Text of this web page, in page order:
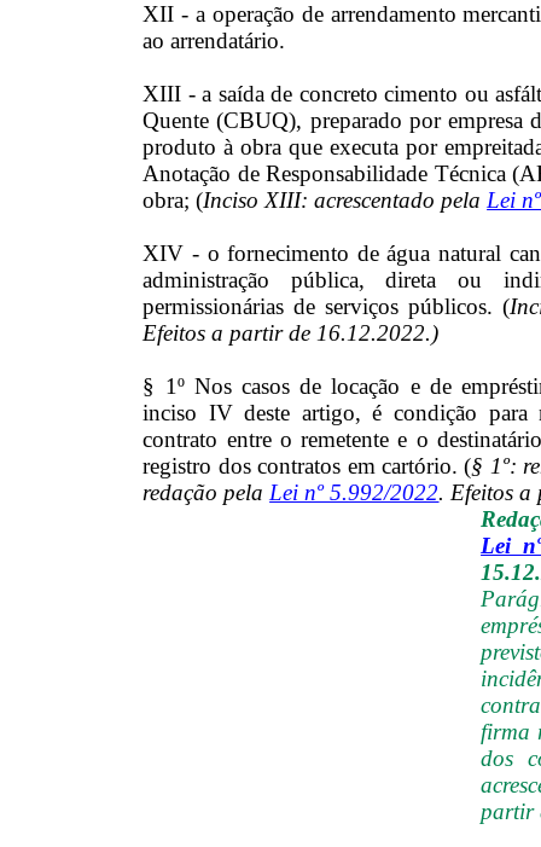
XII - a operação de arrendamento
ao arrendatário.
XIII - a saída de concreto cimento ou
Quente (CBUQ), preparado por empresa
produto à obra que executa por
Anotação de Responsabilidade Técnica
obra; (Inciso XIII: acrescentado pelaLei
XIV - o fornecimento de água natural
administração pública, direta ou
permissionárias de serviços públicos. (
Efeitos a partir de 16.12.2022.)
§ 1º Nos casos de locação e de
inciso IV deste artigo, é condição
contrato entre o remetente e o
registro dos contratos em cartório. (§ 1º:
redação pelaLei nº 5.992/2022. Efeitos
Lei
firma
dos
partir